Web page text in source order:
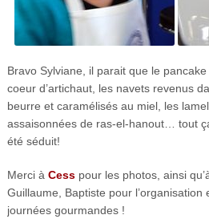
Bravo Sylviane, il parait que le
coeur d’artichaut, les navets revenus
beurre et caramélisés au miel, les
assaisonnées de ras-el-hanout… tout
été séduit!
Merci à Cesspour les photos, ainsi
Guillaume, Baptiste pour
journées gourmandes !